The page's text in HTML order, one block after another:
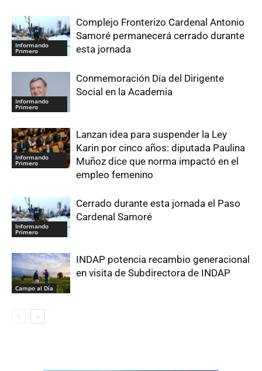
Informando
Primero
Complejo Fronterizo Cardenal Antonio
Samoré permanecerá cerrado durante
esta jornada
Informando
Primero
Conmemoración Día del Dirigente
Social en la Academia
Informando
Primero
Lanzan idea para suspender la Ley
Karin por cinco años: diputada Paulina
Muñoz dice que norma impactó en el
empleo femenino
Informando
Primero
Cerrado durante esta jornada el Paso
Cardenal Samoré
Campo al Día
INDAP potencia recambio generacional
en visita de Subdirectora de INDAP